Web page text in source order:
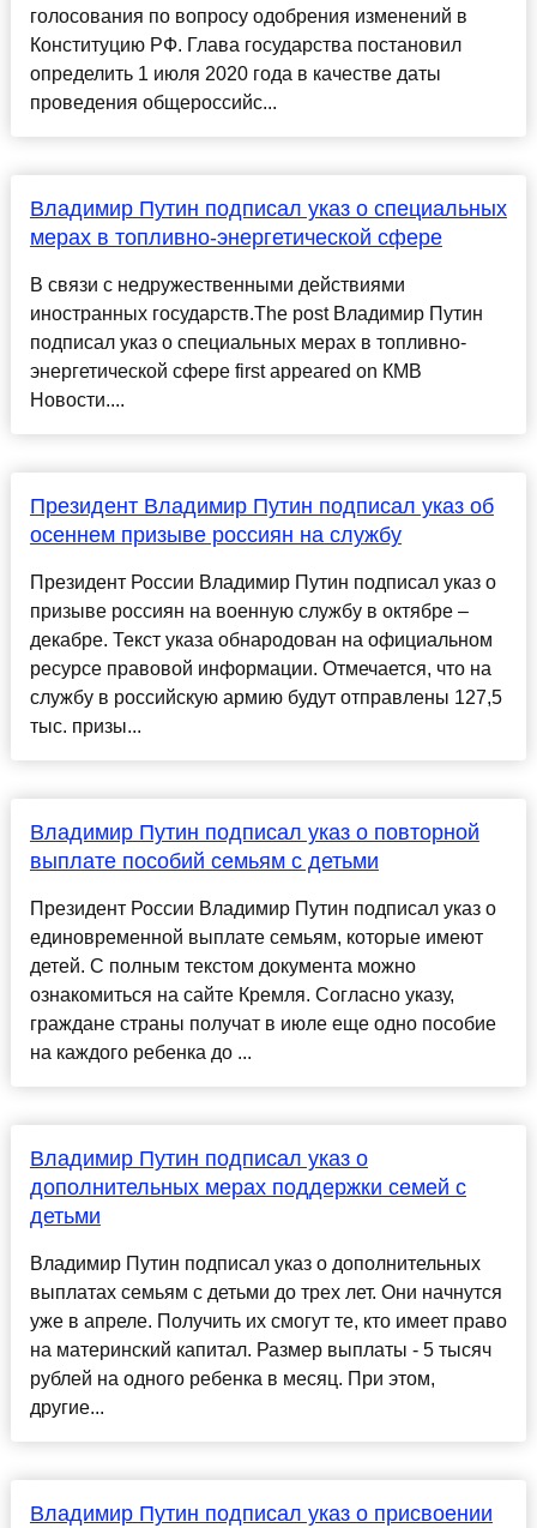
голосования по вопросу одобрения изменений в
Конституцию РФ. Глава государства постановил
определить 1 июля 2020 года в качестве даты
проведения общероссийс...
Владимир Путин подписал указ о специальных
мерах в топливно-энергетической сфере
В связи с недружественными действиями
иностранных государств.The post Владимир Путин
подписал указ о специальных мерах в топливно-
энергетической сфере first appeared on КМВ
Новости....
Президент Владимир Путин подписал указ об
осеннем призыве россиян на службу
Президент России Владимир Путин подписал указ о
призыве россиян на военную службу в октябре –
декабре. Текст указа обнародован на официальном
ресурсе правовой информации. Отмечается, что на
службу в российскую армию будут отправлены 127,5
тыс. призы...
Владимир Путин подписал указ о повторной
выплате пособий семьям с детьми
Президент России Владимир Путин подписал указ о
единовременной выплате семьям, которые имеют
детей. С полным текстом документа можно
ознакомиться на сайте Кремля. Согласно указу,
граждане страны получат в июле еще одно пособие
на каждого ребенка до ...
Владимир Путин подписал указ о
дополнительных мерах поддержки семей с
детьми
Владимир Путин подписал указ о дополнительных
выплатах семьям с детьми до трех лет. Они начнутся
уже в апреле. Получить их смогут те, кто имеет право
на материнский капитал. Размер выплаты - 5 тысяч
рублей на одного ребенка в месяц. При этом,
другие...
Владимир Путин подписал указ о присвоении